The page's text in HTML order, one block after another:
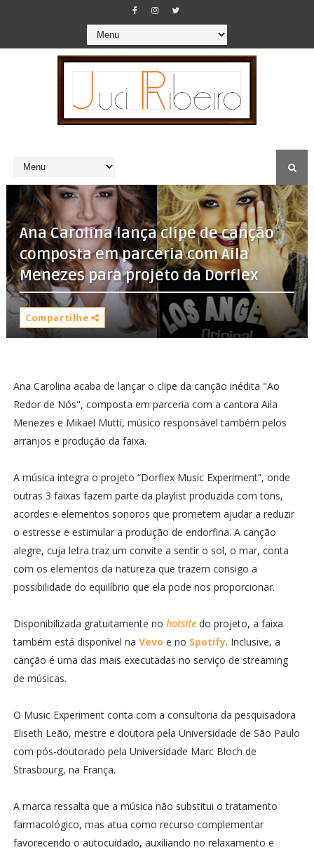
Ana Carolina lança clipe de canção
composta em parceria com Aila
Menezes para projeto da Dorflex
Compartilhe
Ana Carolina acaba de lançar o clipe da canção inédita "Ao
Redor de Nós", composta em parceria com a cantora Aila
Menezes e Mikael Mutti, músico responsável também pelos
arranjos e produção da faixa.
A música integra o projeto “Dorflex Music Experiment”, onde
outras 3 faixas fazem parte da playlist produzida com tons,
acordes e elementos sonoros que prometem ajudar a reduzir
o estresse e estimular a produção de endorfina. A canção
alegre, cuja letra traz um convite a sentir o sol, o mar, conta
com os elementos da natureza que trazem consigo a
possibilidade do equilíbrio que ela pode nos proporcionar.
Disponibilizada gratuitamente no hotsitedo projeto, a faixa
também está disponível na Vevo e no Spotify. Inclusive, a
canção é uma das mais executadas no serviço de streaming
de músicas.
O Music Experiment conta com a consultoria da pesquisadora
Eliseth Leão, mestre e doutora pela Universidade de São Paulo
com pós-doutorado pela Universidade Marc Bloch de
Strasbourg, na França.
A marca ressalta que a música não substitui o tratamento
farmacológico, mas atua como recurso complementar
favorecendo o autocuidado, auxiliando no relaxamento e